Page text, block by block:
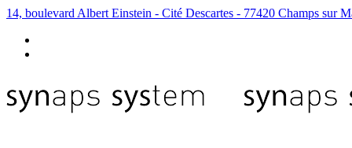
14, boulevard Albert Einstein - Cité Descartes - 77420 Champs sur